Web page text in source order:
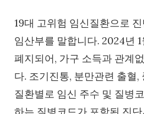
19대 고위험 임신질환으로
임산부를 말합니다. 2024년
폐지되어, 가구 소득과 관계
다. 조기진통, 분만관련 출혈
질환별로 임신 주수 및 질병